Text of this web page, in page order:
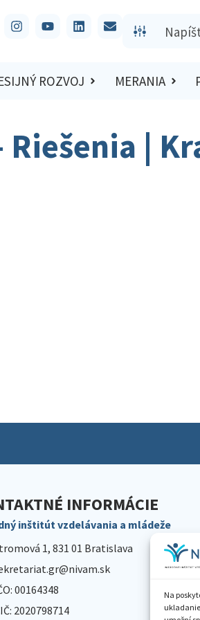
Na
ROZVOJ MERANIA
|
INFORMÁCIE
inštitút vzdelávania a mládeže
1, 831 01 Bratislava
00164348
2020798714